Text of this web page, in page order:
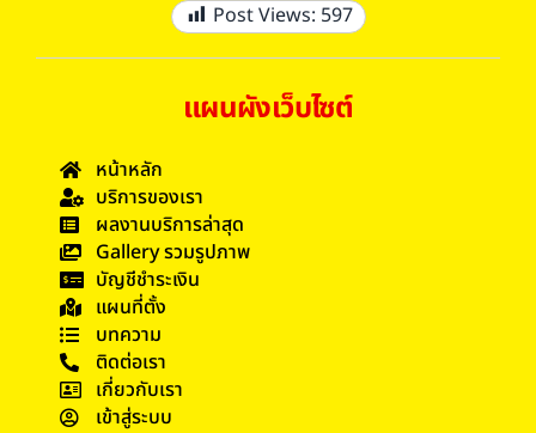
Post Views: 597
แผนผังเว็บไซต์
หน้าหลัก
บริการของเรา
ผลงานบริการล่าสุด
Gallery รวมรูปภาพ
บัญชีชำระเงิน
แผนที่ตั้ง
บทความ
ติดต่อเรา
เกี่ยวกับเรา
เข้าสู่ระบบ